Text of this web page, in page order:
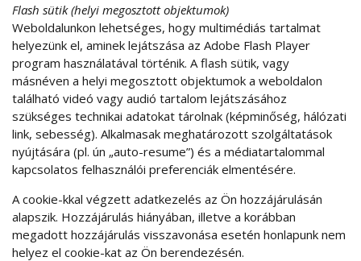
Flash sütik (helyi megosztott objektumok)
Weboldalunkon lehetséges, hogy multimédiás tartalmat
helyezünk el, aminek lejátszása az Adobe Flash Player
program használatával történik. A flash sütik, vagy
másnéven a helyi megosztott objektumok a weboldalon
található videó vagy audió tartalom lejátszásához
szükséges technikai adatokat tárolnak (képminőség, hálózati
link, sebesség). Alkalmasak meghatározott szolgáltatások
nyújtására (pl. ún „auto-resume”) és a médiatartalommal
kapcsolatos felhasználói preferenciák elmentésére.
A cookie-kkal végzett adatkezelés az Ön hozzájárulásán
alapszik. Hozzájárulás hiányában, illetve a korábban
megadott hozzájárulás visszavonása esetén honlapunk nem
helyez el cookie-kat az Ön berendezésén.